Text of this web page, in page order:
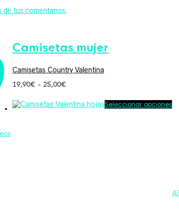
de tus comentarios.
Camisetas mujer
Camisetas Country Valentina
19,90€ - 25,00€
precios:
desde
Seleccionar opciones
la